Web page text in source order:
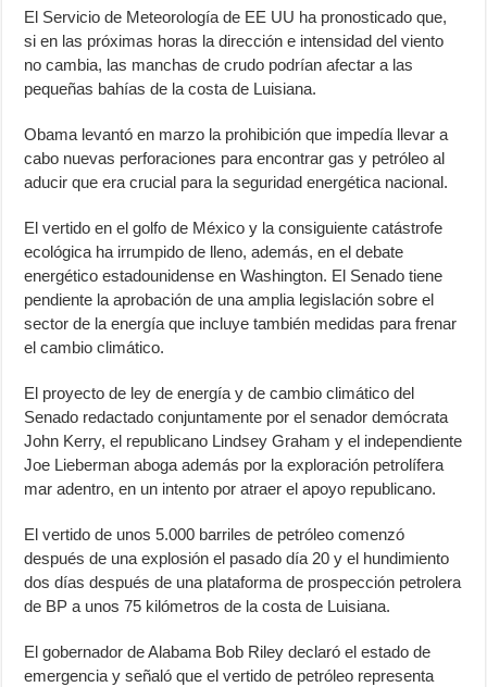
El Servicio de Meteorología de EE UU ha pronosticado que,
si en las próximas horas la dirección e intensidad del viento
no cambia, las manchas de crudo podrían afectar a las
pequeñas bahías de la costa de Luisiana.
Obama levantó en marzo la prohibición que impedía llevar a
cabo nuevas perforaciones para encontrar gas y petróleo al
aducir que era crucial para la seguridad energética nacional.
El vertido en el golfo de México y la consiguiente catástrofe
ecológica ha irrumpido de lleno, además, en el debate
energético estadounidense en Washington. El Senado tiene
pendiente la aprobación de una amplia legislación sobre el
sector de la energía que incluye también medidas para frenar
el cambio climático.
El proyecto de ley de energía y de cambio climático del
Senado redactado conjuntamente por el senador demócrata
John Kerry, el republicano Lindsey Graham y el independiente
Joe Lieberman aboga además por la exploración petrolífera
mar adentro, en un intento por atraer el apoyo republicano.
El vertido de unos 5.000 barriles de petróleo comenzó
después de una explosión el pasado día 20 y el hundimiento
dos días después de una plataforma de prospección petrolera
de BP a unos 75 kilómetros de la costa de Luisiana.
El gobernador de Alabama Bob Riley declaró el estado de
emergencia y señaló que el vertido de petróleo representa